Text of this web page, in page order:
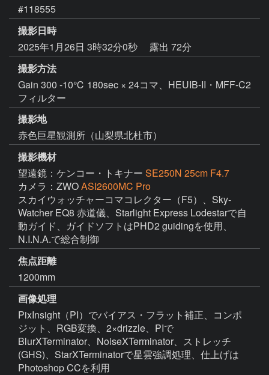
#118555
撮影日時
2025年1月26日 3時32分0秒
露出 72分
撮影方法
Gain 300 -10℃ 180sec × 24コマ、HEUIB-II・MFF-C2
フィルター
撮影地
赤色巨星観測所（山梨県北杜市）
撮影機材
望遠鏡：ケンコー・トキナー SE250N 25cm F4.7
カメラ：ZWOASI2600MC Pro
スカイウォッチャーコマコレクター（F5）、Sky-
Watcher EQ8 赤道儀、Starlight Express Lodestarで自
動ガイド、ガイドソフトはPHD2 guidingを使用、
N.I.N.A.で総合制御
焦点距離
1200mm
画像処理
PixInsight（PI）でバイアス・フラット補正、コンポ
ジット、RGB変換、2×drizzle、PIで
BlurXTerminator、NoiseXTerminator、ストレッチ
(GHS)、StarXTerminatorで星雲強調処理、仕上げは
Photoshop CCを利用